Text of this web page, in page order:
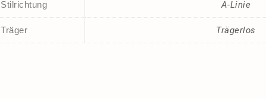
Stilrichtung A-Linie
Träger Trägerlos